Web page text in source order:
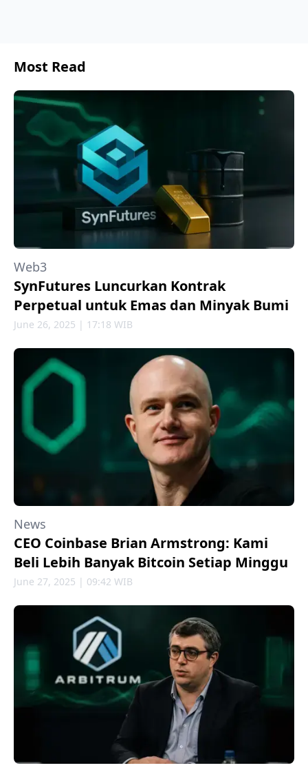
Most Read
Web3
SynFutures Luncurkan Kontrak
Perpetual untuk Emas dan Minyak Bumi
June 26, 2025 | 17:18 WIB
News
CEO Coinbase Brian Armstrong: Kami
Beli Lebih Banyak Bitcoin Setiap Minggu
June 27, 2025 | 09:42 WIB